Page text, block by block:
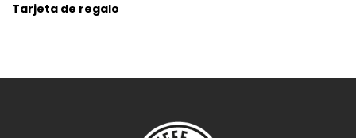
Tarjeta de regalo